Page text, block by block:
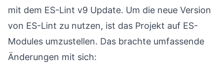
mit dem ES-Lint v9 Update. Um die neue Version
von ES-Lint zu nutzen, ist das Projekt auf ES-
Modules umzustellen. Das brachte umfassende
Änderungen mit sich: